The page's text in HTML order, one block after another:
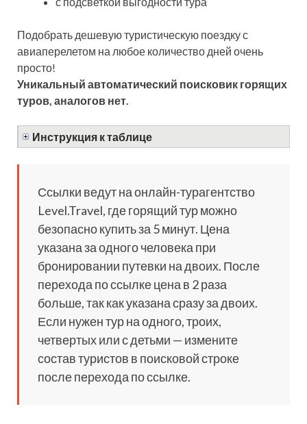
Подобрать дешевую туристическую поездку с
авиаперелетом на любое количество дней очень
просто!
Уникальный автоматический поисковик горящих
туров, аналогов нет.
Инструкция к таблице
Ссылки ведут на онлайн-турагентство
Level.Travel, где горящий тур можно
безопасно купить за 5 минут. Цена
указана за одного человека при
бронировании путевки на двоих. После
перехода по ссылке цена в 2 раза
больше, так как указана сразу за двоих.
Если нужен тур на одного, троих,
четвертых или с детьми — измените
состав туристов в поисковой строке
после перехода по ссылке.